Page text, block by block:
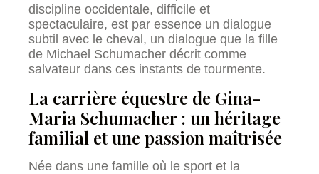
discipline occidentale, difficile et
spectaculaire, est par essence un dialogue
subtil avec le cheval, un dialogue que la fille
de Michael Schumacher décrit comme
salvateur dans ces instants de tourmente.
La carrière équestre de Gina-
Maria Schumacher : un héritage
familial et une passion maîtrisée
Née dans une famille où le sport et la